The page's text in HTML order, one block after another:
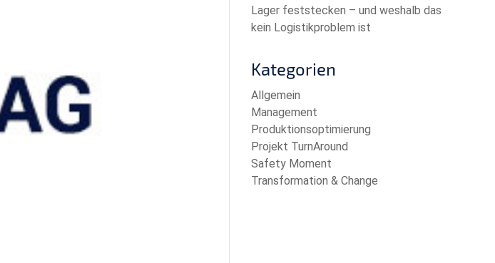
Lager feststecken – und weshalb das
kein Logistikproblem ist
Kategorien
Allgemein
Management
Produktionsoptimierung
Projekt TurnAround
Safety Moment
Transformation & Change